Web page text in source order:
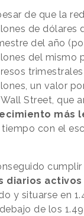
de que la
de dólares
del año
del mismo
un valor
Street, que
más
con el
diarios
y situarse en
de los